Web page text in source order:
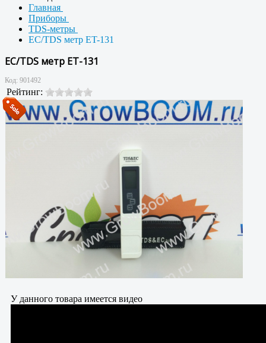
Главная
Приборы
TDS-метры
EC/TDS метр ET-131
EC/TDS метр ET-131
Код: 901492
Рейтинг:
У данного товара имеется видео